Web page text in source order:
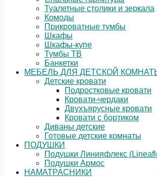
Туалетные столики и зеркала
Комоды
Прикроватные тумбы
Шкафы
Шкафы-купе
Тумбы ТВ
Банкетки
МЕБЕЛЬ ДЛЯ ДЕТСКОЙ
Детские кровати
Подростковые кровати
Кровати-чердаки
Двухъярусные кровати
Кровати с бортиком
Диваны детские
Готовые детские комнаты
ПОДУШКИ
Подушки Линияфлекс
Подушки Армос
НАМАТРАСНИКИ